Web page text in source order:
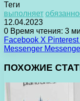
Теги
выполняет
12.04.2023
0 Время чтения: 3
Facebook X Pinterest
Messenger
ПОХОЖИЕ